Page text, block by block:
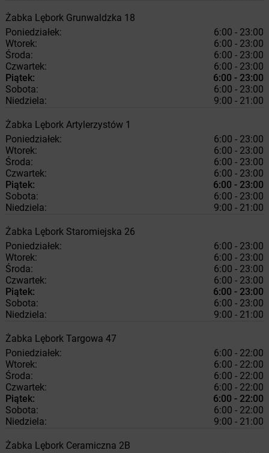
Żabka Lębork Grunwaldzka 18
Poniedziałek:
6:00 - 23:00
Wtorek:
6:00 - 23:00
Środa:
6:00 - 23:00
Czwartek:
6:00 - 23:00
Piątek:
6:00 - 23:00
Sobota:
6:00 - 23:00
Niedziela:
9:00 - 21:00
Żabka Lębork Artylerzystów 1
Poniedziałek:
6:00 - 23:00
Wtorek:
6:00 - 23:00
Środa:
6:00 - 23:00
Czwartek:
6:00 - 23:00
Piątek:
6:00 - 23:00
Sobota:
6:00 - 23:00
Niedziela:
9:00 - 21:00
Żabka Lębork Staromiejska 26
Poniedziałek:
6:00 - 23:00
Wtorek:
6:00 - 23:00
Środa:
6:00 - 23:00
Czwartek:
6:00 - 23:00
Piątek:
6:00 - 23:00
Sobota:
6:00 - 23:00
Niedziela:
9:00 - 21:00
Żabka Lębork Targowa 47
Poniedziałek:
6:00 - 22:00
Wtorek:
6:00 - 22:00
Środa:
6:00 - 22:00
Czwartek:
6:00 - 22:00
Piątek:
6:00 - 22:00
Sobota:
6:00 - 22:00
Niedziela:
9:00 - 21:00
Żabka Lębork Ceramiczna 2B